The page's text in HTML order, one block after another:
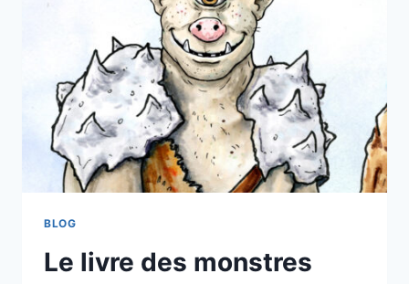
BLOG
Le livre des monstres